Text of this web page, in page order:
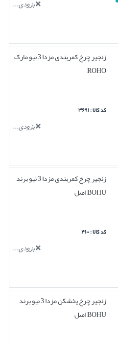
بزودی...
زنجیر چرخ کمربندی مزدا 3 نیو مارک
ROHO
کد کالا : ۳۶۹۱
بزودی...
زنجیر چرخ کمربندی مزدا 3 نیو برند
BOHU اصل
کد کالا : ۴۱۰۰
بزودی...
زنجیر چرخ یخشکن مزدا 3 نیو برند
BOHU اصل